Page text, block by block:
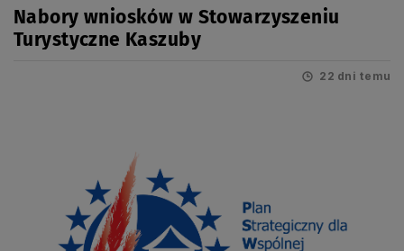
Nabory wniosków w Stowarzyszeniu
Turystyczne Kaszuby
22 dni temu